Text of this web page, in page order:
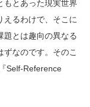
もとあった現実世界
えるわけで、そこに
題とは趣向の異なる
なのです。そのこ
Self-Reference